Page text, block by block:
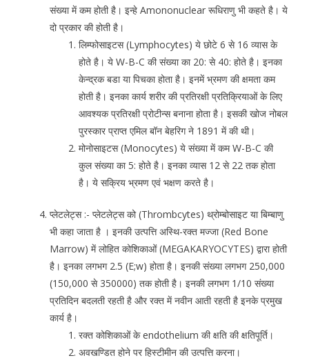
संख्या में कम होती है। इन्हे Amononuclear रूधिराणु भी कहते है। ये
दो प्रकार की होती है।
लिम्फोसाइटस (Lymphocytes) ये छोटे 6 से 16 व्यास के
होते है। ये W-B-C की संख्या का 20: से 40: होते है। इनका
केन्द्रक बडा या पिचका होता है। इनमें भ्रमण की क्षमता कम
होती है। इनका कार्य शरीर की प्रतिरक्षी प्रतिक्रियाओं के लिए
आवश्यक प्रतिरक्षी प्रोटीन्स बनाना होता है। इसकी खोज नोबल
पुरस्कार प्राप्त एमिल बॉन बेहरिग ने 1891 में की थी।
मोनोसाइटस (Monocytes) ये संख्या में कम W-B-C की
कुल संख्या का 5: होते है। इनका व्यास 12 से 22 तक होता
है। ये सक्रिय भ्रमण एवं भक्षण करते है।
प्लेटलेट्स :- प्लेटलेट्स को (Thrombcytes) थ्रोम्बोसाइट या बिम्बाणु
भी कहा जाता है । इनकी उत्पत्ति अस्थि-रक्त मज्जा (Red Bone
Marrow) में लोहित कोशिकाओं (MEGAKARYOCYTES) द्वारा होती
है। इनका लगभग 2.5 (E;w) होता है। इनकी संख्या लगभग 250,000
(150,000 से 350000) तक होती है। इनकी लगभग 1/10 संख्या
प्रतिदिन बदलती रहती है और रक्त में नवीन आती रहती है इनके प्रमुख
कार्य है।
रक्त कोशिकाओं के endothelium की क्षति की क्षतिपूर्ति।
अवखण्डित होने पर हिस्टीमीन की उत्पत्ति करना।